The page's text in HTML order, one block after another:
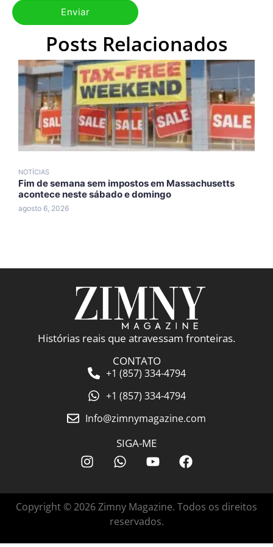
Posts Relacionados
NOTÍCIAS
Fim de semana sem impostos em Massachusetts
acontece neste sábado e domingo
agosto 6, 2026
Histórias reais que atravessam fronteiras.
CONTATO
+1 (857) 334-4794
+1 (857) 334-4794
Info@zimnymagazine.com
SIGA-ME
Copyright © 2026 Zimny Magazine. Todos os direitos
reservados.